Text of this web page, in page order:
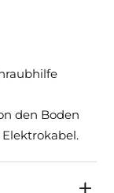
den Boden